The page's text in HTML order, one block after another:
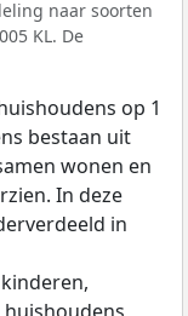
naar soorten
KL. De
op 1
bestaan uit
wonen en
In deze
in